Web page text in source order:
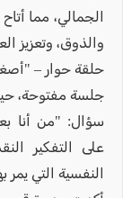
الجمالي، مما
والذوق، وتعزيز
حلقة حوار –
جلسة مفتوحة،
سؤال: "من أنا
على التفكير
النفسية التي يمر